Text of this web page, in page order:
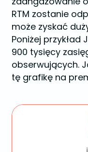
RTM zostanie
może zyskać
Poniżej przykład
900 tysięcy
obserwujących.
tę grafikę na